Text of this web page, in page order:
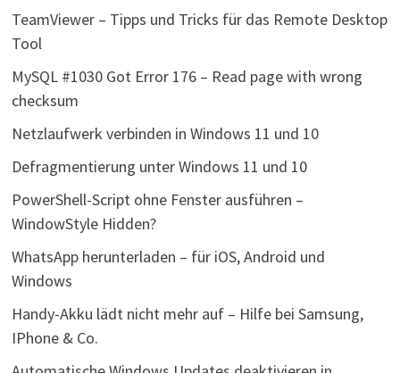
TeamViewer – Tipps und Tricks für das Remote Desktop
Tool
MySQL #1030 Got Error 176 – Read page with wrong
checksum
Netzlaufwerk verbinden in Windows 11 und 10
Defragmentierung unter Windows 11 und 10
PowerShell-Script ohne Fenster ausführen –
WindowStyle Hidden?
WhatsApp herunterladen – für iOS, Android und
Windows
Handy-Akku lädt nicht mehr auf – Hilfe bei Samsung,
IPhone & Co.